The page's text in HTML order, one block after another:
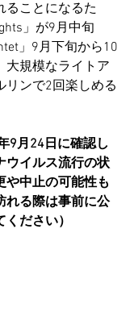
ることになるた
」が9月中旬
」9月下旬から10
大規模なライトア
リンで2回楽しめる
9月24日に確認し
ウイルス流行の状
や中止の可能性も
れる際は事前に公
ださい）